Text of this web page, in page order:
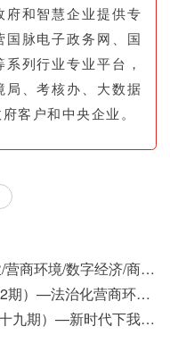
府和智慧企业提供专
脉电子政务网、国
列行业专业平台，
局、考核办、大数据
客户和中央企业。
03月14日国脉政务播报（民营企业/营商环境/数字经济/商事制度改革）
国脉智库《营商环境周刊》（第122期）—法治化营商环境视域下我国行政执法公示制度浅析
国脉智库《营商环境周刊》（第六十九期）—新时代下我国营商环境标准体系构建初探